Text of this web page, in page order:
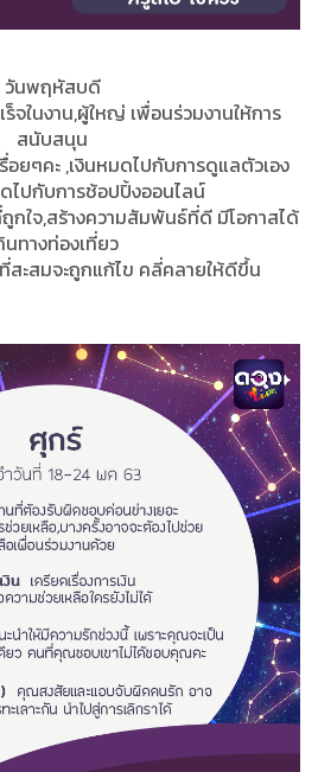
วันพฤหัสบดี
ร็จในงาน,ผู้ใหญ่ เพื่อนร่วมงานให้การ
สนับสนุน
อยๆคะ ,เงินหมดไปกับการดูแลตัวเอง
ไปกับการช้อปปิ้งออนไลน์
กใจ,สร้างความสัมพันธ์ที่ดี มีโอกาสได้
นทางท่องเที่ยว
ะสมจะถูกแก้ไข คลี่คลายให้ดีขึ้น